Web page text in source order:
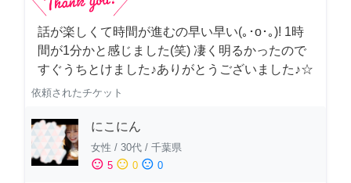
話が楽しくて時間が進むの早い早い(｡･о･｡)! 1時
間が1分かと感じました(笑) 凄く明るかったので
すぐうちとけました♪ありがとうございました♪☆
依頼されたチケット
にこにん
女性 / 30代 / 千葉県
sentiment_satisfied 5 sentiment_neutral 0 sentiment_dissatisfied 0